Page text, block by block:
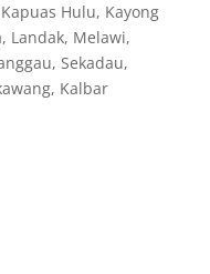
Hulu, Kayong
Landak, Melawi,
Sekadau,
Kalbar